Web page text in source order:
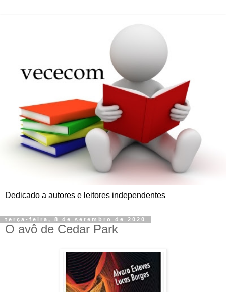
Dedicado a autores e leitores independentes
terça-feira, 8 de setembro de 2020
O avô de Cedar Park